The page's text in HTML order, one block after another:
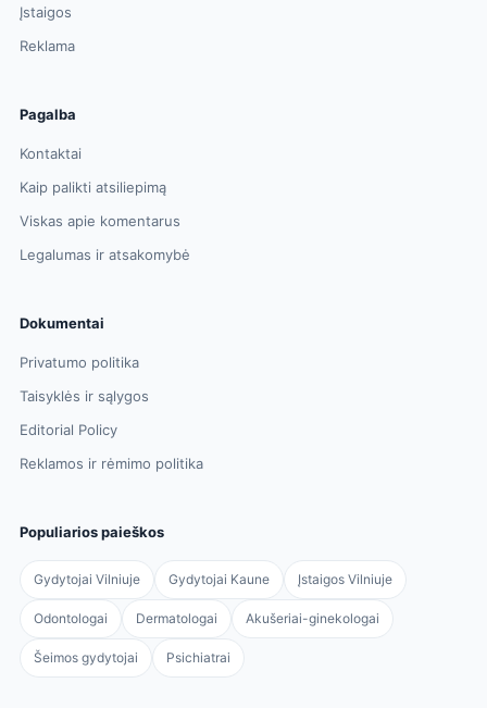
Įstaigos
Reklama
Pagalba
Kontaktai
Kaip palikti atsiliepimą
Viskas apie komentarus
Legalumas ir atsakomybė
Dokumentai
Privatumo politika
Taisyklės ir sąlygos
Editorial Policy
Reklamos ir rėmimo politika
Populiarios paieškos
Gydytojai Vilniuje Gydytojai Kaune Įstaigos Vilniuje
Odontologai Dermatologai Akušeriai-ginekologai
Šeimos gydytojai Psichiatrai